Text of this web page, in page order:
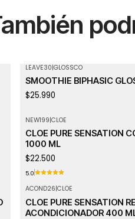
LEAVE30|GLOSSCO
SMOOTHIE BIPHASIC
$25.990
NEW199|CLOE
CLOE PURE SENSATION
1000 ML
$22.500
5.0
ACOND26|CLOE
CLOE PURE SENSATION
ACONDICIONADOR 400